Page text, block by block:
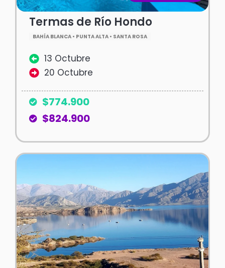
Termas de Río Hondo
BAHÍA BLANCA • PUNTA ALTA • SANTA ROSA
13 Octubre
20 Octubre
$774.900
$824.900